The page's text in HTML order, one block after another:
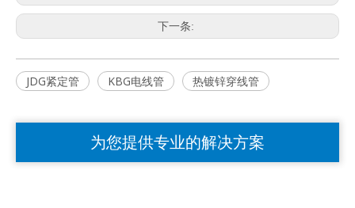
下一条:
JDG紧定管 KBG电线管 热镀锌穿线管
为您提供专业的解决方案